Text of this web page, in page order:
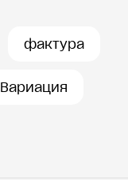
фактура
Вариация